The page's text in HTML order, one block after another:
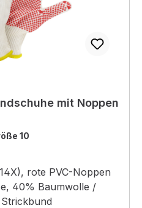
mit Noppen
10
rote PVC-Noppen
40% Baumwolle /